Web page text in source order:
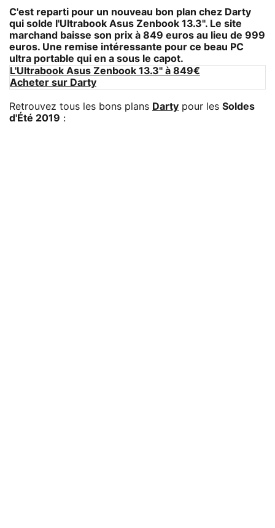
C'est reparti pour un nouveau bon plan chez Darty
qui solde l'Ultrabook Asus Zenbook 13.3". Le site
marchand baisse son prix à 849 euros au lieu de 999
euros. Une remise intéressante pour ce beau PC
ultra portable qui en a sous le capot.
L'Ultrabook Asus Zenbook 13.3" à 849€
Acheter sur Darty
Retrouvez tous les bons plans Darty pour les Soldes
d'Été 2019 :